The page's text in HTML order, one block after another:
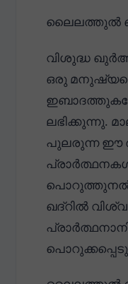
ലൈലത്തുൽ
വിശുദ്ധ
ഒരു
ലഭിക്കുന്നു.
പുലരുന്ന ഈ
ഖദ്റിൽ